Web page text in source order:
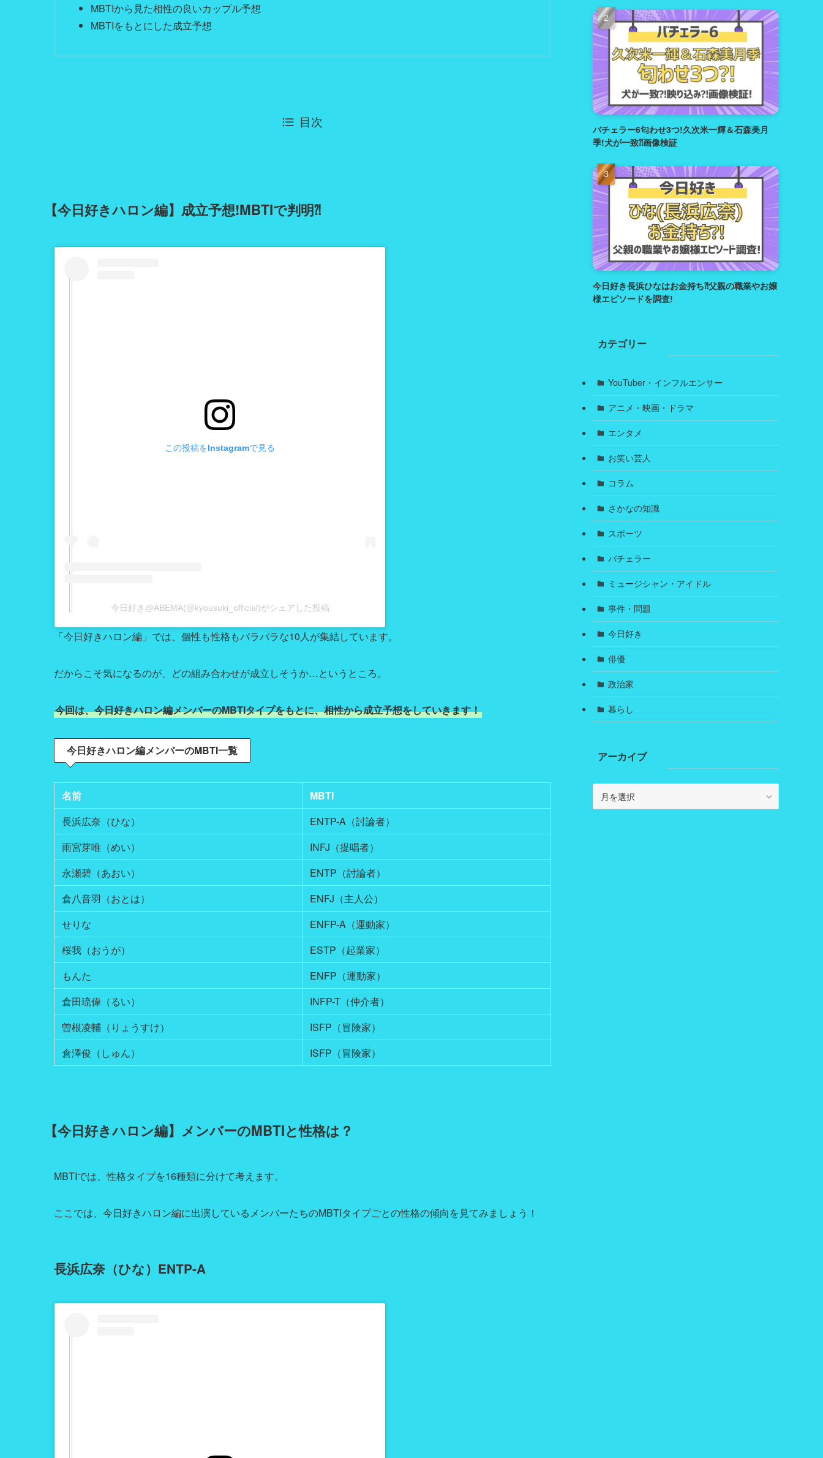
MBTIから見た相性の良いカップル予想
MBTIをもとにした成立予想
目次
【今日好きハロン編】成立予想!MBTIで判明⁈
この投稿をInstagramで見る
今日好き@ABEMA(@kyousuki_official)がシェアした投稿
「今日好きハロン編」では、個性も性格もバラバラな10人が集結しています。
だからこそ気になるのが、どの組み合わせが成立しそうか…というところ。
今回は、今日好きハロン編メンバーのMBTIタイプをもとに、相性から成立予想をしていきます！
今日好きハロン編メンバーのMBTI一覧
名前
MBTI
長浜広奈（ひな）
ENTP-A（討論者）
雨宮芽唯（めい）
INFJ（提唱者）
永瀬碧（あおい）
ENTP（討論者）
倉八音羽（おとは）
ENFJ（主人公）
せりな
ENFP-A（運動家）
桜我（おうが）
ESTP（起業家）
もんた
ENFP（運動家）
倉田琉偉（るい）
INFP-T（仲介者）
曽根凌輔（りょうすけ）
ISFP（冒険家）
倉澤俊（しゅん）
ISFP（冒険家）
【今日好きハロン編】メンバーのMBTIと性格は？
MBTIでは、性格タイプを16種類に分けて考えます。
ここでは、今日好きハロン編に出演しているメンバーたちのMBTIタイプごとの性格の傾向を見てみましょう！
長浜広奈（ひな）ENTP-A
バチェラー6匂わせ3つ!久次米一輝＆石森美月
季!犬が一致⁈画像検証
今日好き長浜ひなはお金持ち⁈父親の職業やお嬢
様エピソードを調査!
カテゴリー
YouTuber・インフルエンサー
アニメ・映画・ドラマ
エンタメ
お笑い芸人
コラム
さかなの知識
スポーツ
バチェラー
ミュージシャン・アイドル
事件・問題
今日好き
俳優
政治家
暮らし
アーカイブ